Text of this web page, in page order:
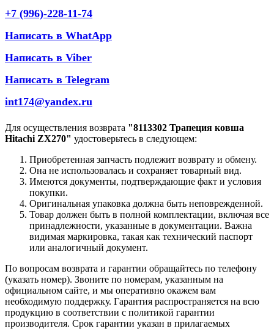
+7 (996)-228-11-74
Написать в WhatApp
Написать в Viber
Написать в Telegram
int174@yandex.ru
Для осуществления возврата "8113302 Трапеция ковша
Hitachi ZX270" удостоверьтесь в следующем:
Приобретенная запчасть подлежит возврату и обмену.
Она не использовалась и сохраняет товарный вид.
Имеются документы, подтверждающие факт и условия
покупки.
Оригинальная упаковка должна быть неповрежденной.
Товар должен быть в полной комплектации, включая все
принадлежности, указанные в документации. Важна
видимая маркировка, такая как технический паспорт
или аналогичный документ.
По вопросам возврата и гарантии обращайтесь по телефону
(указать номер). Звоните по номерам, указанным на
официальном сайте, и мы оперативно окажем вам
необходимую поддержку. Гарантия распространяется на всю
продукцию в соответствии с политикой гарантии
производителя. Срок гарантии указан в прилагаемых